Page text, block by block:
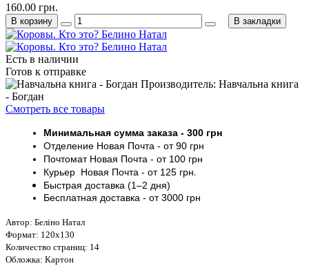
Есть в наличии
Готов к отправке
Производитель: Навчальна книга
- Богдан
Смотреть все товары
Минимальная сумма заказа - 300 грн
Отделение Новая Почта - от 90 грн
ПочтоматНовая Почта - от 100 грн
Курьер Новая Почта - от 125 грн.
Быстрая доставка (1–2 дня)
Бесплатная доставка - от 3000 грн
Автор: Беліно Натал
Формат: 120х130
Количество страниц: 14
Обложка: Картон
160.00 грн.
В корзину В закладки